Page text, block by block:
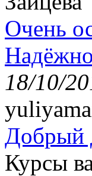
Очень
18/10/
Добрый
Курсы